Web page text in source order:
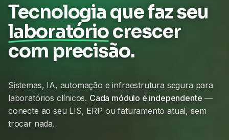
Tecnologia que faz seu
laboratóriocrescer
com precisão.
Sistemas, IA, automação e infraestrutura segura para
laboratórios clínicos. Cada módulo é independente —
conecte ao seu LIS, ERP ou faturamento atual, sem
trocar nada.